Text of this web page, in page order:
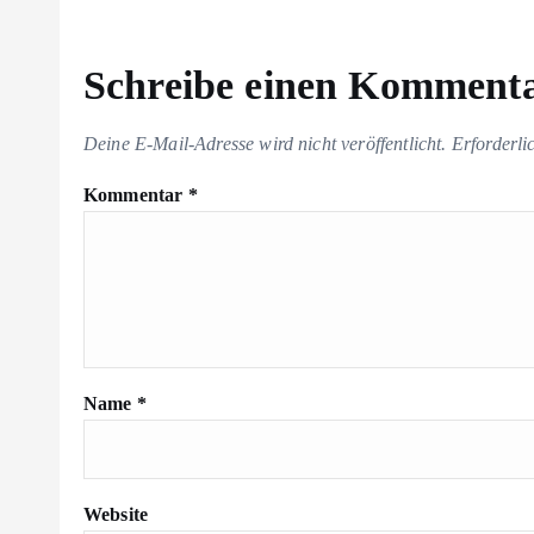
Schreibe einen
Deine E-Mail-Adresse wird nicht veröffentlicht.
Kommentar *
Name *
Website